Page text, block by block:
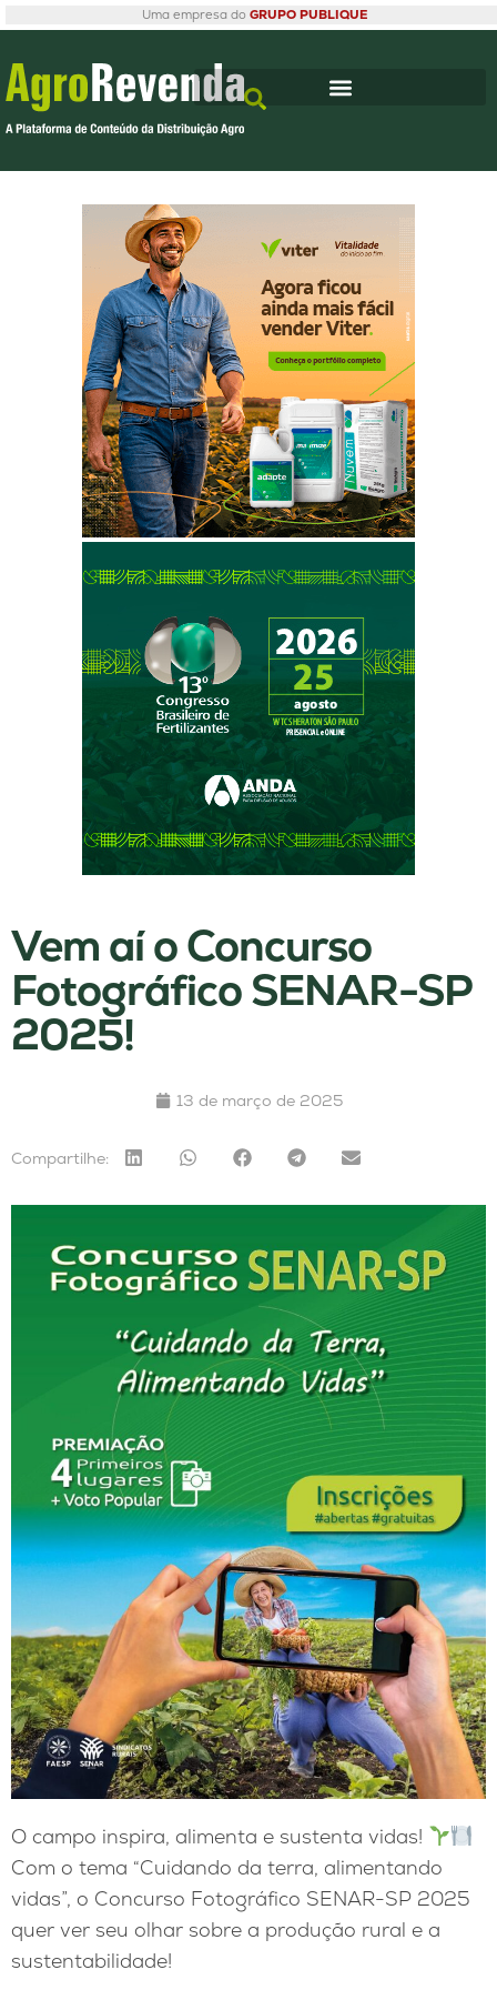
Uma empresa do GRUPO PUBLIQUE
Vem aí o Concurso
Fotográfico SENAR-SP
2025!
13 de março de 2025
Compartilhe:
O campo inspira, alimenta e sustenta vidas!
Com o tema “Cuidando da terra, alimentando
vidas”, o Concurso Fotográfico SENAR-SP 2025
quer ver seu olhar sobre a produção rural e a
sustentabilidade!